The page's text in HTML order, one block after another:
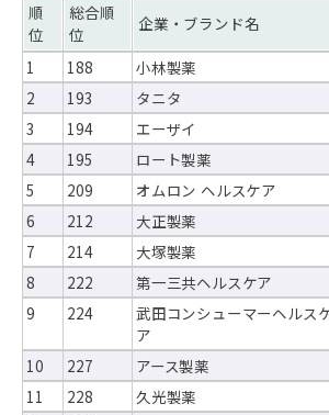
順
位
総合順
位
企業・ブランド名
1
188 小林製薬
2
193 タニタ
3
194 エーザイ
4
195 ロート製薬
5
209 オムロン ヘルスケア
6
212 大正製薬
7
214 大塚製薬
8
222 第一三共ヘルスケア
9
224
武田コンシューマーヘルス
ア
10 227 アース製薬
11
228 久光製薬